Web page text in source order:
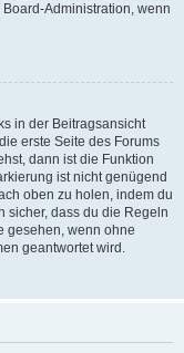
Administration, wenn
in der Beitragsansicht
erste Seite des Forums
dann ist die Funktion
ist nicht genügend
oben zu holen, indem du
sicher, dass du die Regeln
gesehen, wenn ohne
geantwortet wird.